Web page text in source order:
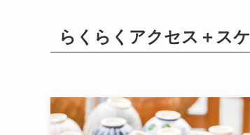
らくらくアクセス＋ス